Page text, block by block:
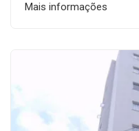
Mais informações